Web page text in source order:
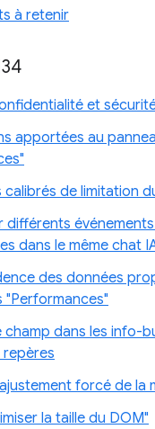
à retenir
et
apportées au
calibrés de limitation
différents
dans le même chat
des données
"Performances"
champ dans les info-
forcé de la
la taille du DOM"